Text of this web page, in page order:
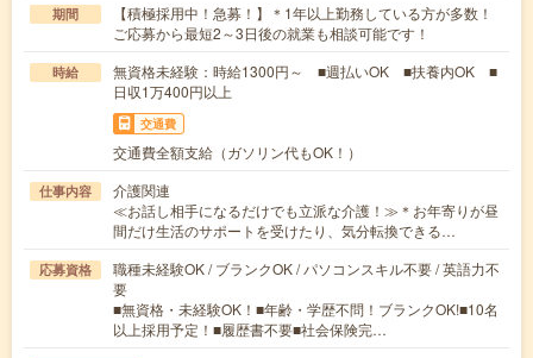
期間
【積極採用中！急募！】＊1年以上勤務している方が多数！
ご応募から最短2～3日後の就業も相談可能です！
時給
無資格未経験：時給1300円～ ■週払いOK ■扶養内OK ■
日収1万400円以上
交通費
交通費全額支給（ガソリン代もOK！）
仕事内容
介護関連
≪お話し相手になるだけでも立派な介護！≫＊お年寄りが昼
間だけ生活のサポートを受けたり、気分転換できる…
応募資格
職種未経験OK / ブランクOK / パソコンスキル不要 / 英語力不
要
■無資格・未経験OK！■年齢・学歴不問！ブランクOK!■10名
以上採用予定！■履歴書不要■社会保険完…